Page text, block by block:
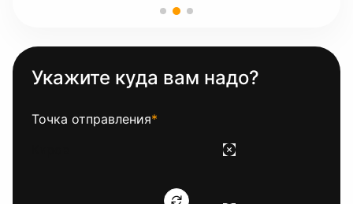
Укажите куда вам надо?
Точка отправления*